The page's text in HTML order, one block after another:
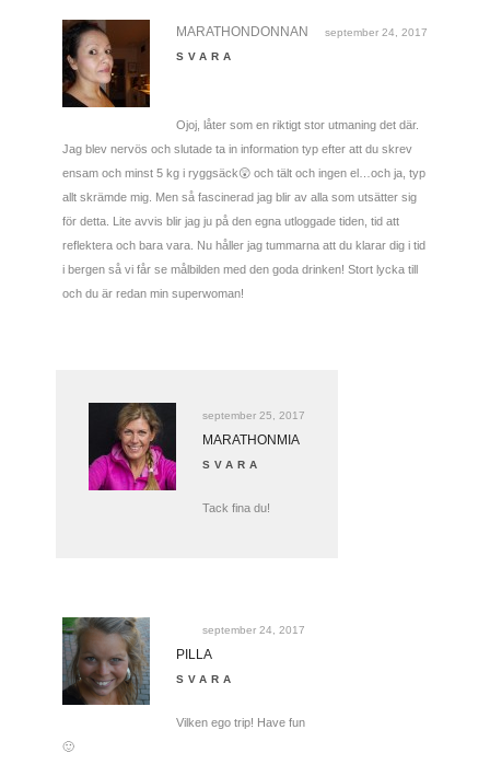
september 24, 2017
MARATHONDONNAN
SVARA
Ojoj, låter som en riktigt stor utmaning det där.
Jag blev nervös och slutade ta in information typ efter att du skrev
ensam och minst 5 kg i ryggsäck😲 och tält och ingen el…och ja, typ
allt skrämde mig. Men så fascinerad jag blir av alla som utsätter sig
för detta. Lite avvis blir jag ju på den egna utloggade tiden, tid att
reflektera och bara vara. Nu håller jag tummarna att du klarar dig i tid
i bergen så vi får se målbilden med den goda drinken! Stort lycka till
och du är redan min superwoman!
september 25, 2017
MARATHONMIA
SVARA
Tack fina du!
september 24, 2017
PILLA
SVARA
Vilken ego trip! Have fun
🙂